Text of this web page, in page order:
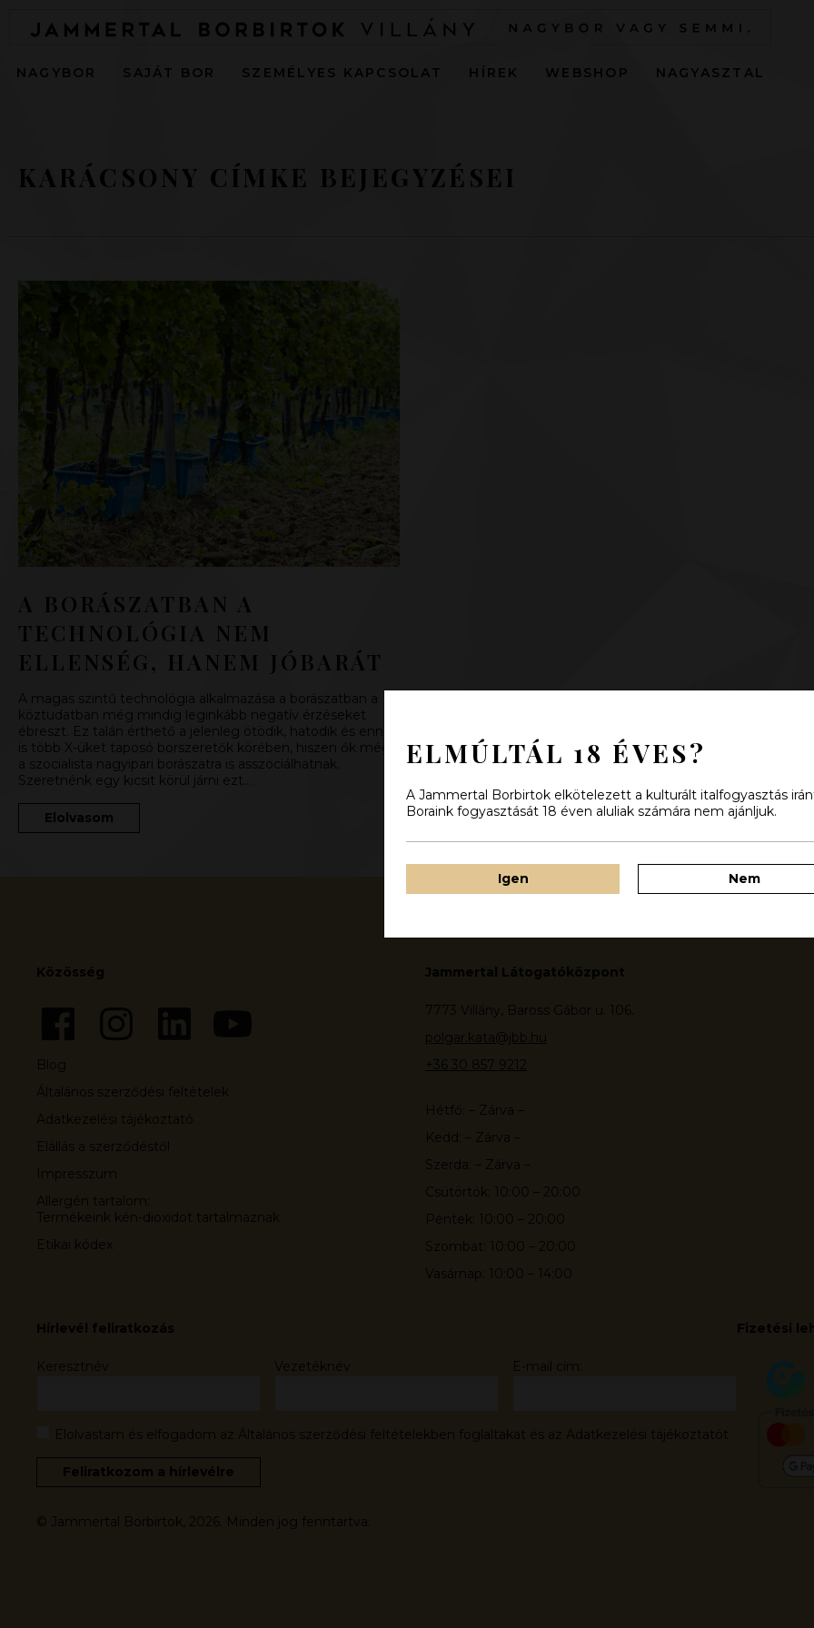
NAGYBOR SAJÁT BOR SZEMÉLYES KAPCSOLAT HÍREK WEBSHOP NAGYASZTAL
KARÁCSONY CÍMKE BEJEGYZÉSEI
A BORÁSZATBAN A
TECHNOLÓGIA NEM
ELLENSÉG, HANEM JÓBARÁT
A magas szintű technológia alkalmazása a borászatban a
köztudatban még mindig leginkább negatív érzéseket
ébreszt. Ez talán érthető a jelenleg ötödik, hatodik és ennél
is több X-üket taposó borszeretők körében, hiszen ők még
a szocialista nagyipari borászatra is asszociálhatnak.
Szeretnénk egy kicsit körül járni ezt…
Elolvasom
Közösség
Blog
Általános szerződési feltételek
Adatkezelési tájékoztató
Elállás a szerződéstől
Impresszum
Allergén tartalom:
Termékeink kén-dioxidot tartalmaznak
Etikai kódex
Jammertal Látogatóközpont
7773 Villány, Baross Gábor u. 106.
polgar.kata@jbb.hu
+36 30 857 9212
Hétfő: – Zárva –
Kedd: – Zárva –
Szerda: – Zárva –
Csütörtök: 10:00 – 20:00
Péntek: 10:00 – 20:00
Szombat: 10:00 – 20:00
Vasárnap: 10:00 – 14:00
Hírlevél feliratkozás
Keresztnév Vezetéknév E-mail cím:
Elolvastam és elfogadom az Általános szerződési feltételekben foglaltakat és az Adatkezelési tájékoztatót
Fizetési
© Jammertal Borbirtok, 2026. Minden jog fenntartva.
ELMÚLTÁL 18 ÉVES?
A Jammertal Borbirtok elkötelezett a kulturált italfogyasztás
Boraink fogyasztását 18 éven aluliak számára nem ajánljuk.
Igen Nem